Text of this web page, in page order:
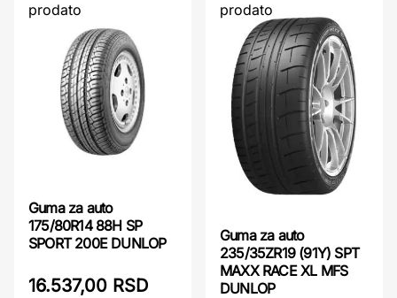
prodato
Guma za auto
175/80R14 88H SP
SPORT 200E DUNLOP
16.537,00 RSD
prodato
Guma za auto
235/35ZR19 (91Y) SPT
MAXX RACE XL MFS
DUNLOP